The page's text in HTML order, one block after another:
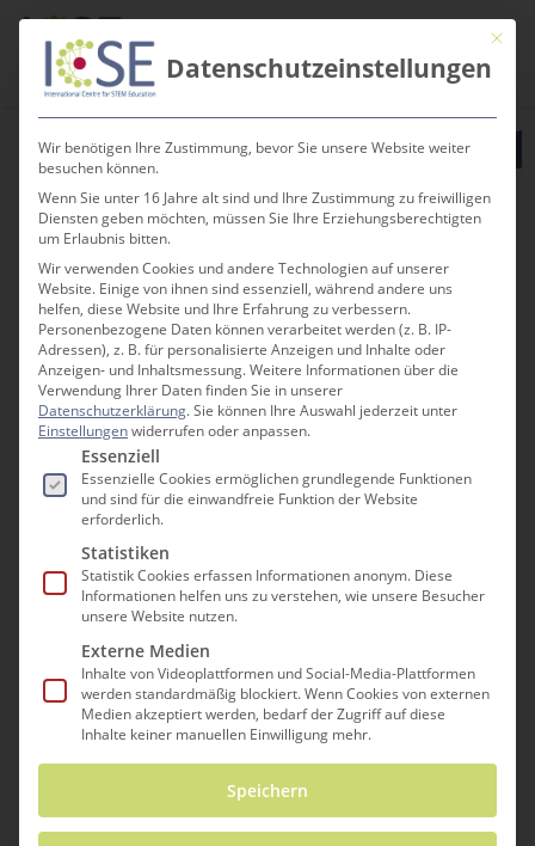
Skip
content
search
« Alle Veranstaltungen
Diese Veranstaltung hat bereits
stattgefunden.
3Druckraum
Mitmachnachmittage
13. August 2025 @ 15:00-17:00
Mit
Datenschutzeinstellungen
Wir benötigen Ihre Zustimmung, bevor Sie unsere Website weiter
besuchen können.
Wenn Sie unter 16 Jahre alt sind und Ihre Zustimmung zu freiwilligen
Diensten geben möchten, müssen Sie Ihre Erziehungsberechtigten
um Erlaubnis bitten.
Wir verwenden Cookies und andere Technologien auf unserer
Website. Einige von ihnen sind essenziell, während andere uns
helfen, diese Website und Ihre Erfahrung zu verbessern.
Personenbezogene Daten können verarbeitet werden (z. B. IP-
Adressen), z. B. für personalisierte Anzeigen und Inhalte oder
Anzeigen- und Inhaltsmessung.Weitere Informationen über die
Verwendung Ihrer Daten finden Sie in unserer
Datenschutzerklärung.Sie können Ihre Auswahl jederzeit unter
Einstellungenwiderrufen oder anpassen.
Es folgt eine Liste der Service-Gruppen, für die
Essenziell
Essenzielle Cookies ermöglichen grundlegende Funktionen
und sind für die einwandfreie Funktion der Website
erforderlich.
Statistiken
Statistik Cookies erfassen Informationen anonym. Diese
Informationen helfen uns zu verstehen, wie unsere Besucher
unsere Website nutzen.
Externe Medien
Inhalte von Videoplattformen und Social-Media-Plattformen
werden standardmäßig blockiert. Wenn Cookies von externen
Medien akzeptiert werden, bedarf der Zugriff auf diese
Inhalte keiner manuellen Einwilligung mehr.
Speichern